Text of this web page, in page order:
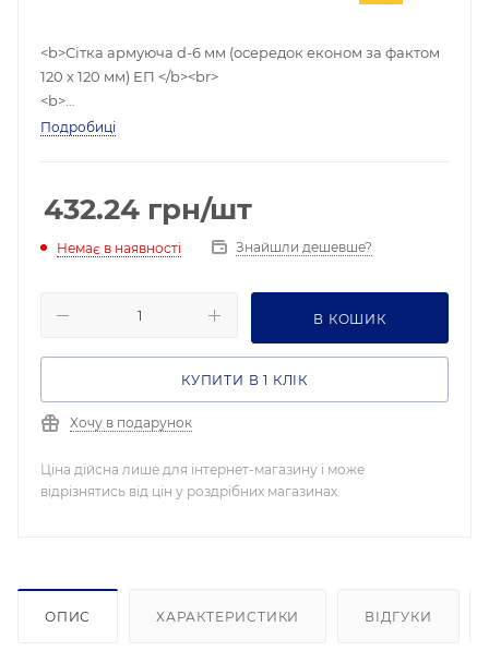
<b>Сітка армуюча d-6 мм (осередок економ за фактом
120 х 120 мм) ЕП </b><br>
<b>
Розмір карти - 1*2м</b>
Подробиці
432.24 грн/шт
Немає в наявності Знайшли дешевше?
В КОШИК
КУПИТИ В 1 КЛІК
Хочу в подарунок
Ціна дійсна лише для інтернет-магазину і може
відрізнятись від цін у роздрібних магазинах.
ОПИС ХАРАКТЕРИСТИКИ ВІДГУКИ